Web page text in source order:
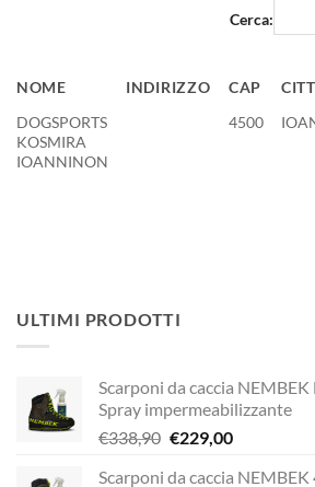
Cerca:
NOME INDIRIZZO CAP
DOGSPORTS
KOSMIRA
IOANNINON
4500
ULTIMI PRODOTTI
Scarponi da caccia
Spray impermeabilizzante
€338,90 Il
originale
€229,00Il
attuale
Scarponi da caccia